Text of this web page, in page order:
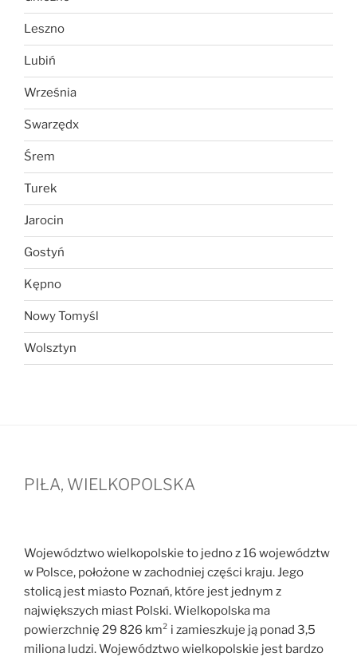
Leszno
Lubiń
Września
Swarzędx
Śrem
Turek
Jarocin
Gostyń
Kępno
Nowy Tomyśl
Wolsztyn
PIŁA, WIELKOPOLSKA
Województwo wielkopolskie to jedno z 16 województw
w Polsce, położone w zachodniej części kraju. Jego
stolicą jest miasto Poznań, które jest jednym z
największych miast Polski. Wielkopolska ma
powierzchnię 29 826 km² i zamieszkuje ją ponad 3,5
miliona ludzi. Województwo wielkopolskie jest bardzo